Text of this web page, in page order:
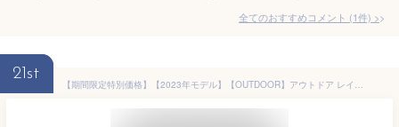
全てのおすすめコメント (1件) >
21st
【期間限定特別価格】【2023年モデル】【OUTDOOR】アウトドア レインポンチョ 06003192【自転車 バイク おしゃれ 通学 通勤 レイン ポンチョ レインウェア レディース メンズ 撥水加工 カッパ 合羽 雨合羽 男女兼用 男性用 女性用 レジャー 雨具 雪 送料無料】